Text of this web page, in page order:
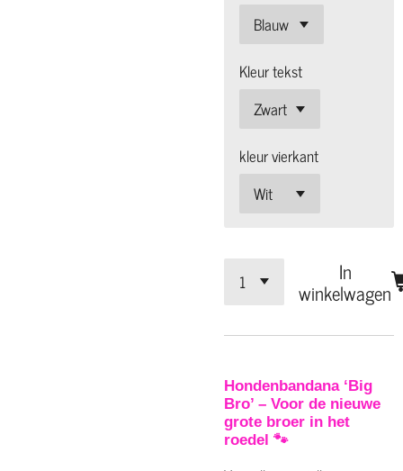
Kleur tekst
kleur vierkant
In
winkelwagen
Hondenbandana ‘Big
Bro’ – Voor de nieuwe
grote broer in het
roedel 🐾